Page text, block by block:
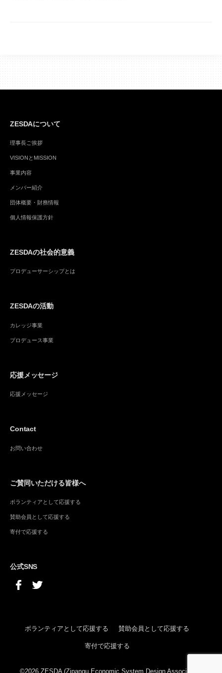
ZESDAについて
理事長ご挨拶
VISIONとMISSION
事業内容
メンバー紹介
団体概要・財務情報
個人情報保護方針
ZESDAの社会的意義
プロデューサーシップとは
ZESDAの活動
カレッジ事業
プロデュース事業
応援メッセージ
応援メッセージ
Contact
お問い合わせ
ご賛同いただける皆様へ
ボランティアとして応援する
賛助会員として応援する
寄付で応援する
公式SNS
ボランティアとして応援する 賛助会員として応援する
寄付で応援する
©2026 ZESDA (Zipangu Economic System Design Association)